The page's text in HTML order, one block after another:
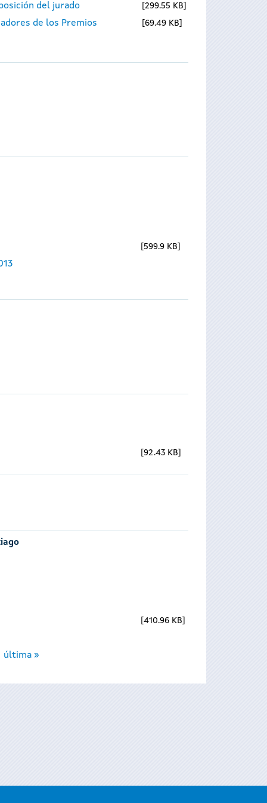
del jurado 299.55 KB
de los Premios 69.49 KB
599.9 KB
92.43 KB
410.96 KB
última »